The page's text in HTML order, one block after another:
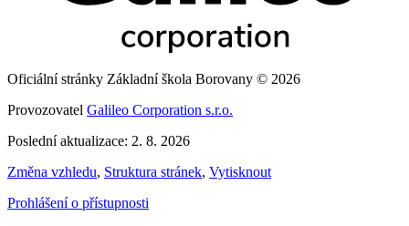
Oficiální stránky Základní škola Borovany © 2026
Provozovatel Galileo Corporation s.r.o.
Poslední aktualizace: 2. 8. 2026
Změna vzhledu, Struktura stránek, Vytisknout
Prohlášení o přístupnosti